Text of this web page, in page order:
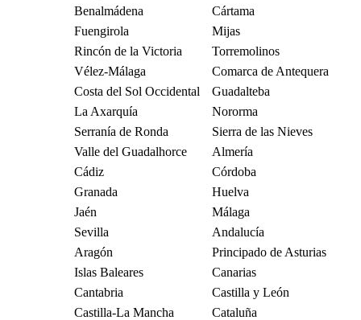
Benalmádena
Cártama
Fuengirola
Mijas
Rincón de la Victoria
Torremolinos
Vélez-Málaga
Comarca de Antequera
Costa del Sol Occidental
Guadalteba
La Axarquía
Nororma
Serranía de Ronda
Sierra de las Nieves
Valle del Guadalhorce
Almería
Cádiz
Córdoba
Granada
Huelva
Jaén
Málaga
Sevilla
Andalucía
Aragón
Principado de Asturias
Islas Baleares
Canarias
Cantabria
Castilla y León
Castilla-La Mancha
Cataluña